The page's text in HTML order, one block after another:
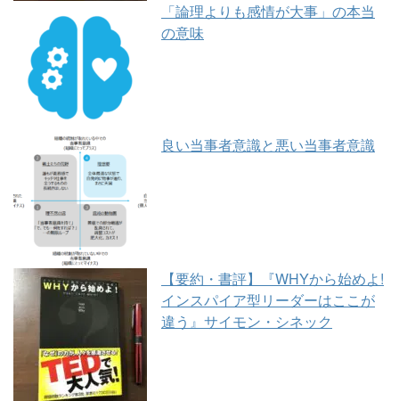
「論理よりも感情が大事」の本当
の意味
良い当事者意識と悪い当事者意識
【要約・書評】『WHYから始めよ!
インスパイア型リーダーはここが
違う』サイモン・シネック